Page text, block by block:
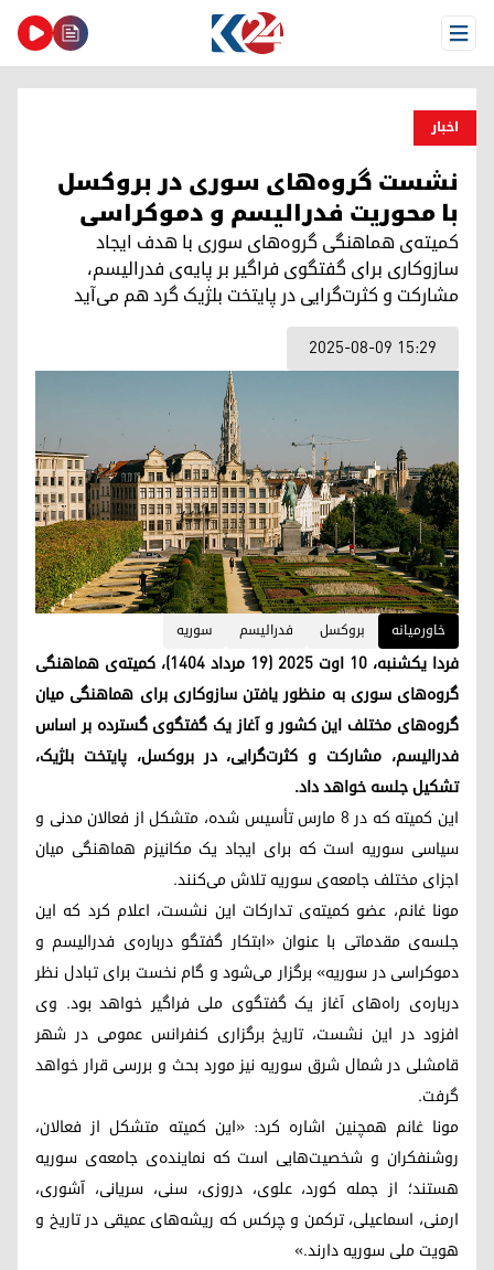
Open Menu
اخبار
نشست گروه‌های سوری در بروکسل
با محوریت فدرالیسم و دموکراسی
کمیته‌ی هماهنگی گروه‌های سوری با هدف ایجاد
سازوکاری برای گفتگوی فراگیر بر پایه‌ی فدرالیسم،
مشارکت و کثرت‌گرایی در پایتخت بلژیک گرد هم می‌آید
2025-08-09 15:29
خاورمیانه بروکسل فدرالیسم سوریه
فردا یکشنبه، ۱۰ اوت ۲۰۲۵ (۱۹ مرداد ۱۴۰۴)، کمیته‌ی هماهنگی
گروه‌های سوری به منظور یافتن سازوکاری برای هماهنگی میان
گروه‌های مختلف این کشور و آغاز یک گفتگوی گسترده بر اساس
فدرالیسم، مشارکت و کثرت‌گرایی، در بروکسل، پایتخت بلژیک،
تشکیل جلسه خواهد داد.
این کمیته که در ۸ مارس تأسیس شده، متشکل از فعالان مدنی و
سیاسی سوریه است که برای ایجاد یک مکانیزم هماهنگی میان
اجزای مختلف جامعه‌ی سوریه تلاش می‌کنند.
مونا غانم، عضو کمیته‌ی تدارکات این نشست، اعلام کرد که این
جلسه‌ی مقدماتی با عنوان «ابتکار گفتگو درباره‌ی فدرالیسم و
دموکراسی در سوریه» برگزار می‌شود و گام نخست برای تبادل نظر
درباره‌ی راه‌های آغاز یک گفتگوی ملی فراگیر خواهد بود. وی
افزود در این نشست، تاریخ برگزاری کنفرانس عمومی در شهر
قامشلی در شمال شرق سوریه نیز مورد بحث و بررسی قرار خواهد
گرفت.
مونا غانم همچنین اشاره کرد: «این کمیته متشکل از فعالان،
روشنفکران و شخصیت‌هایی است که نماینده‌ی جامعه‌ی سوریه
هستند؛ از جمله کورد، علوی، دروزی، سنی، سریانی، آشوری،
ارمنی، اسماعیلی، ترکمن و چرکس که ریشه‌های عمیقی در تاریخ و
هویت ملی سوریه دارند.»